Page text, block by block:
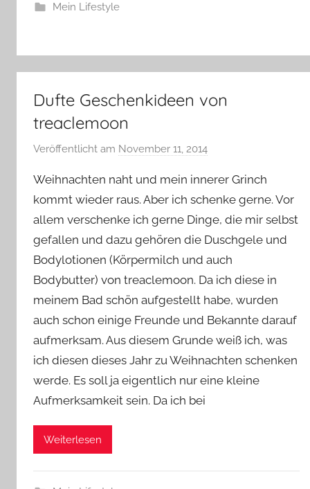
Mein Lifestyle
Dufte Geschenkideen von
treaclemoon
Veröffentlicht am November 11, 2014
n
Y
v
o
n
n
Weihnachten naht und mein innerer Grinch
kommt wieder raus. Aber ich schenke gerne. Vor
allem verschenke ich gerne Dinge, die mir selbst
gefallen und dazu gehören die Duschgele und
Bodylotionen (Körpermilch und auch
Bodybutter) von treaclemoon. Da ich diese in
meinem Bad schön aufgestellt habe, wurden
auch schon einige Freunde und Bekannte darauf
aufmerksam. Aus diesem Grunde weiß ich, was
ich diesen dieses Jahr zu Weihnachten schenken
werde. Es soll ja eigentlich nur eine kleine
Aufmerksamkeit sein. Da ich bei
Weiterlesen